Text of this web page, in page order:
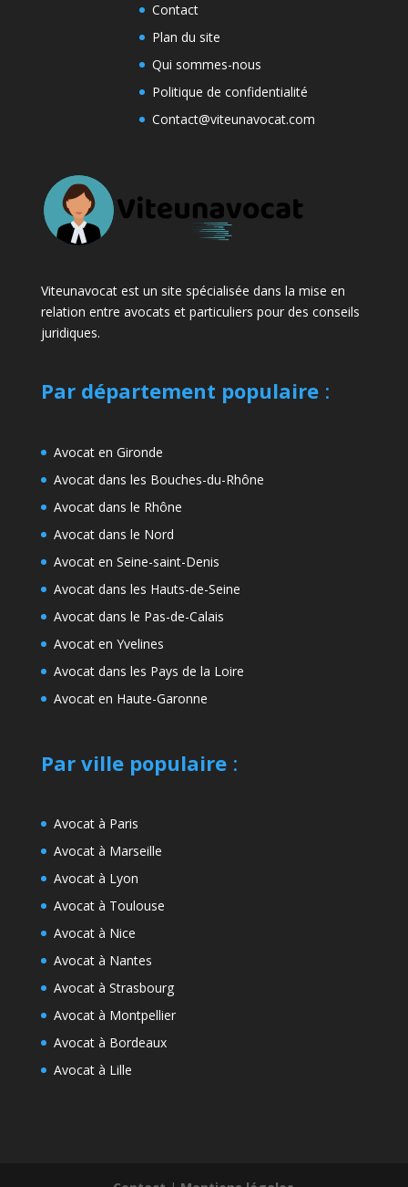
Contact
Plan du site
Qui sommes-nous
Politique de confidentialité
Contact@viteunavocat.com
Viteunavocat est un site spécialisée dans la mise en
relation entre avocats et particuliers pour des conseils
juridiques.
Par département populaire:
Avocat en Gironde
Avocat dans les Bouches-du-Rhône
Avocat dans le Rhône
Avocat dans le Nord
Avocat en Seine-saint-Denis
Avocat dans les Hauts-de-Seine
Avocat dans le Pas-de-Calais
Avocat en Yvelines
Avocat dans les Pays de la Loire
Avocat en Haute-Garonne
Par ville populaire:
Avocat à Paris
Avocat à Marseille
Avocat à Lyon
Avocat à Toulouse
Avocat à Nice
Avocat à Nantes
Avocat à Strasbourg
Avocat à Montpellier
Avocat à Bordeaux
Avocat à Lille